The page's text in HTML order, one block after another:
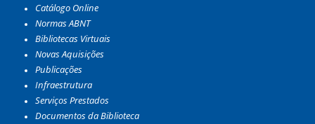
Catálogo Online
Normas ABNT
Bibliotecas Virtuais
Novas Aquisições
Publicações
Infraestrutura
Serviços Prestados
Documentos da Biblioteca